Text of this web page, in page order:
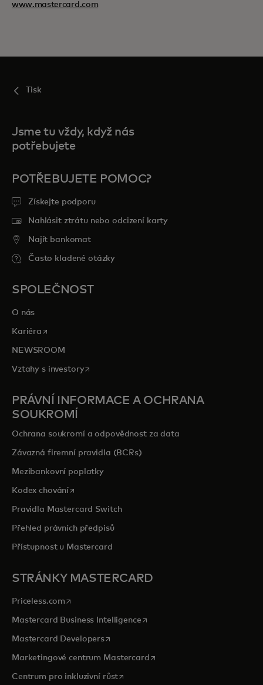
www.mastercard.com
Tisk
Jsme tu vždy, když nás
potřebujete
POTŘEBUJETE POMOC?
Získejte podporu
Nahlásit ztrátu nebo odcizení karty
Najít bankomat
Často kladené otázky
SPOLEČNOST
O nás
Kariéra opens in a new tab
NEWSROOM
Vztahy s investoryopens in a new tab
PRÁVNÍ INFORMACE A OCHRANA
SOUKROMÍ
Ochrana soukromí a odpovědnost za data
Závazná firemní pravidla (BCRs)
Mezibankovní poplatky
Kodex chováníopens in a new tab
Pravidla Mastercard Switch
Přehled právních předpisů
Přístupnost u Mastercard
STRÁNKY MASTERCARD
Priceless.com opens in a new tab
Mastercard Business Intelligenceopens in a new tab
Mastercard Developersopens in a new tab
Marketingové centrum Mastercardopens in a new tab
Centrum pro inkluzivní růstopens in a new tab